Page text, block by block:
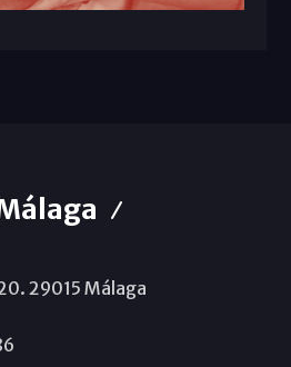
29015 Málaga